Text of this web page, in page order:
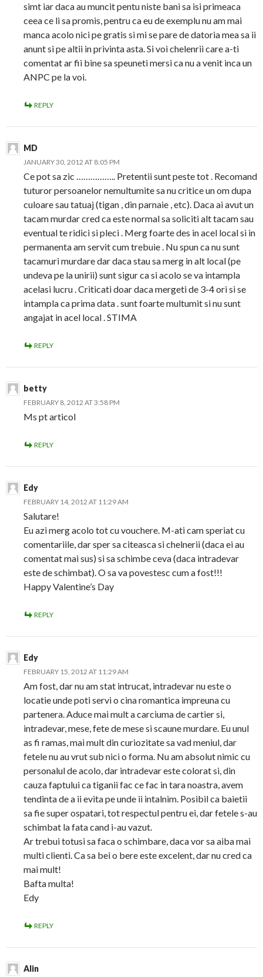
simt iar daca au muncit pentu niste bani sa isi primeaca
ceea ce li sa promis, pentru ca eu de exemplu nu am mai
manca acolo nici pe gratis si mi se pare de datoria mea sa ii
anunt si pe altii in privinta asta. Si voi chelenrii care a-ti
comentat ar fii bine sa speuneti mersi ca nu a venit inca un
ANPC pe la voi.
REPLY
MD
JANUARY 30, 2012 AT 8:05 PM
Ce pot sa zic …………….. Pretentii sunt peste tot . Recomand
tuturor persoanelor nemultumite sa nu critice un om dupa
culoare sau tatuaj (tigan , din parnaie , etc). Daca ai avut un
tacam murdar cred ca este normal sa soliciti alt tacam sau
eventual te ridici si pleci . Merg foarte des in acel local si in
permanenta am servit cum trebuie . Nu spun ca nu sunt
tacamuri murdare dar daca stau sa merg in alt local (pe
undeva pe la unirii) sunt sigur ca si acolo se va intampla
acelasi lucru . Criticati doar daca mergeti de 3-4 ori si se
intampla ca prima data . sunt foarte multumit si nu sunt
angajat in acel local . STIMA
REPLY
betty
FEBRUARY 8, 2012 AT 3:58 PM
Ms pt articol
REPLY
Edy
FEBRUARY 14, 2012 AT 11:29 AM
Salutare!
Eu azi merg acolo tot cu vouchere. M-ati cam speriat cu
comentariile, dar sper sa citeasca si chelnerii (daca ei au
comentat mai sus) si sa schimbe ceva (daca intradevar
este de schimbat). O sa va povestesc cum a fost!!!
Happy Valentine’s Day
REPLY
Edy
FEBRUARY 15, 2012 AT 11:29 AM
Am fost, dar nu am stat intrucat, intradevar nu este o
locatie unde poti servi o cina romantica impreuna cu
partenera. Aduce mai mult a carciuma de cartier si,
intradevar, mese, fete de mese si scaune murdare. Eu unul
as fi ramas, mai mult din curiozitate sa vad meniul, dar
fetele nu au vrut sub nici o forma. Nu am absolut nimic cu
personalul de acolo, dar intradevar este colorat si, din
cauza faptului ca tiganii fac ce fac in tara noastra, avem
tendinta de a ii evita pe unde ii intalnim. Posibil ca baietii
sa fie super ospatari, tot respectul pentru ei, dar fetele s-au
schimbat la fata cand i-au vazut.
Ar trebui totusi sa faca o schimbare, daca vor sa aiba mai
multi clienti. Ca sa bei o bere este excelent, dar nu cred ca
mai mult!
Bafta multa!
Edy
REPLY
Alin